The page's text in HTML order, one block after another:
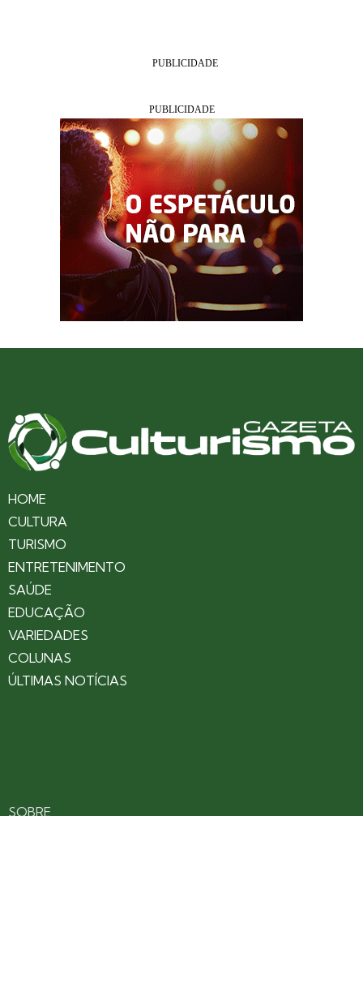
HOME
CULTURA
TURISMO
ENTRETENIMENTO
SAÚDE
EDUCAÇÃO
VARIEDADES
COLUNAS
ÚLTIMAS NOTÍCIAS
SOBRE